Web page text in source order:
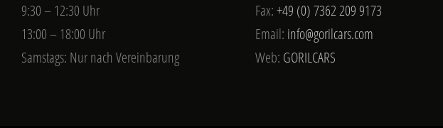
9:30 – 12:30 Uhr
13:00 – 18:00 Uhr
Samstags: Nur nach Vereinbarung
Fax:+49 (0) 7362 209 9173
Email: info@gorilcars.com
Web: GORILCARS